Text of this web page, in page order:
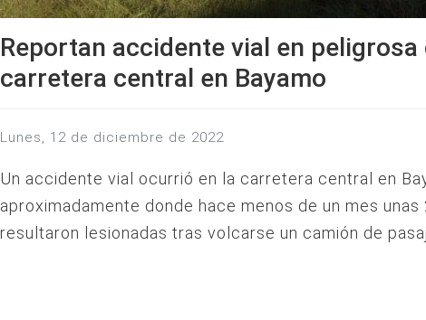
Reportan accidente vial en peligrosa
carretera central en Bayamo
lunes, 12 de diciembre de 2022
Un accidente vial ocurrió en la carretera central en
aproximadamente donde hace menos de un mes unas
resultaron lesionadas tras volcarse un camión de